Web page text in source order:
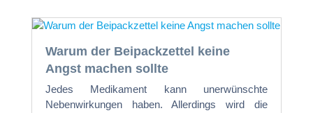
Warum der Beipackzettel keine
Angst machen sollte
Jedes Medikament kann unerwünschte
Nebenwirkungen haben. Allerdings wird die